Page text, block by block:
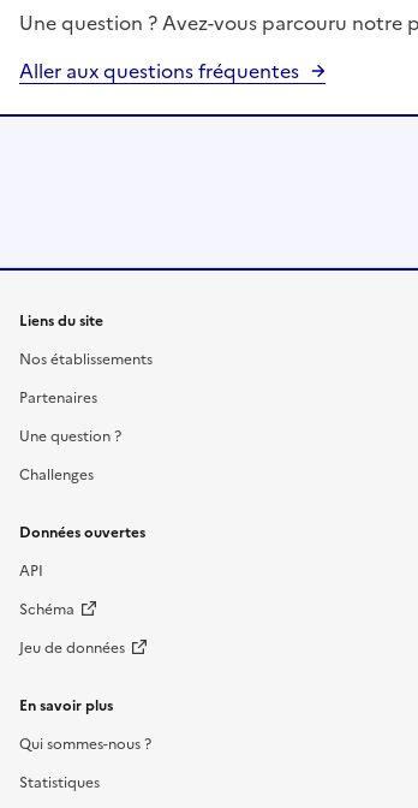
Une question ? Avez-vous parcouru notre
Aller aux questions fréquentes
Liens du site
Nos établissements
Partenaires
Une question ?
Challenges
Données ouvertes
API
Schéma
Jeu de données
En savoir plus
Qui sommes-nous ?
Statistiques